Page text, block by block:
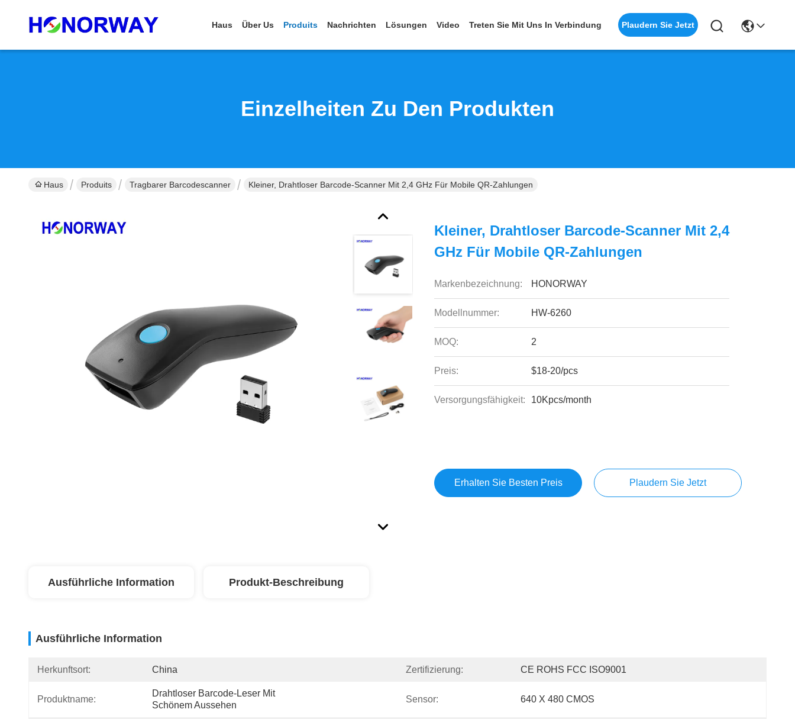
Haus Über Us Produits Nachrichten Lösungen Video Treten Sie Mit Uns In Verbindung Plaudern Sie Jetzt
Einzelheiten Zu Den Produkten
Haus Produits Tragbarer Barcodescanner Kleiner, Drahtloser Barcode-Scanner Mit 2,4 GHz Für Mobile QR-Zahlungen
Kleiner, Drahtloser Barcode-Scanner Mit 2,4
GHz Für Mobile QR-Zahlungen
Markenbezeichnung: HONORWAY
Modellnummer: HW-6260
MOQ: 2
Preis: $18-20/pcs
Versorgungsfähigkeit: 10Kpcs/month
Erhalten Sie Besten Preis Plaudern Sie Jetzt
Ausführliche Information Produkt-Beschreibung
Ausführliche Information
Herkunftsort: China Zertifizierung: CE ROHS FCC ISO9001
Produktname:
Drahtloser Barcode-Leser Mit
Schönem Aussehen
Sensor: 640 X 480 CMOS